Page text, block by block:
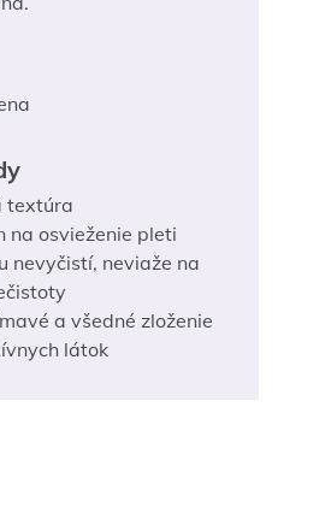
textúra
na osvieženie pleti
nevyčistí, neviaže na
a všedné zloženie
látok